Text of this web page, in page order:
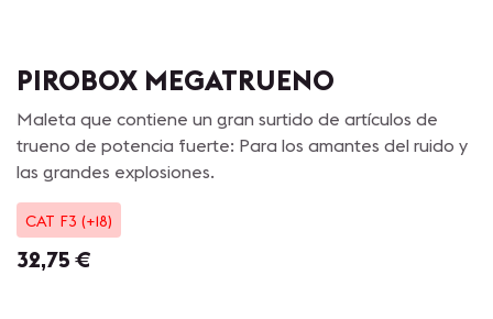
PIROBOX MEGATRUENO
Maleta que contiene un gran surtido de artículos de
trueno de potencia fuerte: Para los amantes del ruido y
las grandes explosiones.
CAT F3 (+18)
32,75 €